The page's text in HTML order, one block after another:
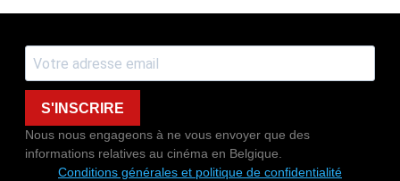
S'INSCRIRE
Nous nous engageons à ne vous envoyer que des
informations relatives au cinéma en Belgique.
Conditions générales et politique de confidentialité